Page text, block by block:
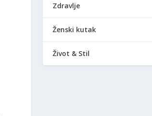
Zdravlje
Ženski kutak
Život & Stil